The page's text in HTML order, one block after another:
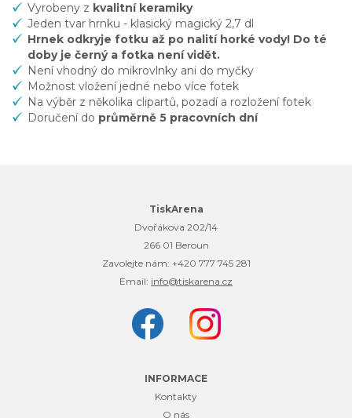
Vyrobeny z kvalitní keramiky
Jeden tvar hrnku - klasický magický 2,7 dl
Hrnek odkryje fotku až po nalití horké vody! Do té
doby je černý a fotka není vidět.
Není vhodný do mikrovlnky ani do myčky
Možnost vložení jedné nebo více fotek
Na výběr z několika clipartů, pozadí a rozložení fotek
Doručení do průměrně 5 pracovních dní
TiskArena
Dvořákova 202/14
266 01 Beroun
Zavolejte nám: +420 777 745 281
Email: info@tiskarena.cz
INFORMACE
Kontakty
O nás